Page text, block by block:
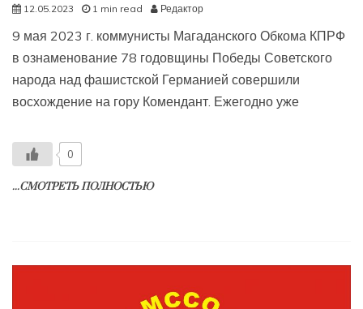
12.05.2023 1 min read Редактор
9 мая 2023 г. коммунисты Магаданского Обкома КПРФ
в ознаменование 78 годовщины Победы Советского
народа над фашистской Германией совершили
восхождение на гору Комендант. Ежегодно уже
0
...СМОТРЕТЬ ПОЛНОСТЬЮ